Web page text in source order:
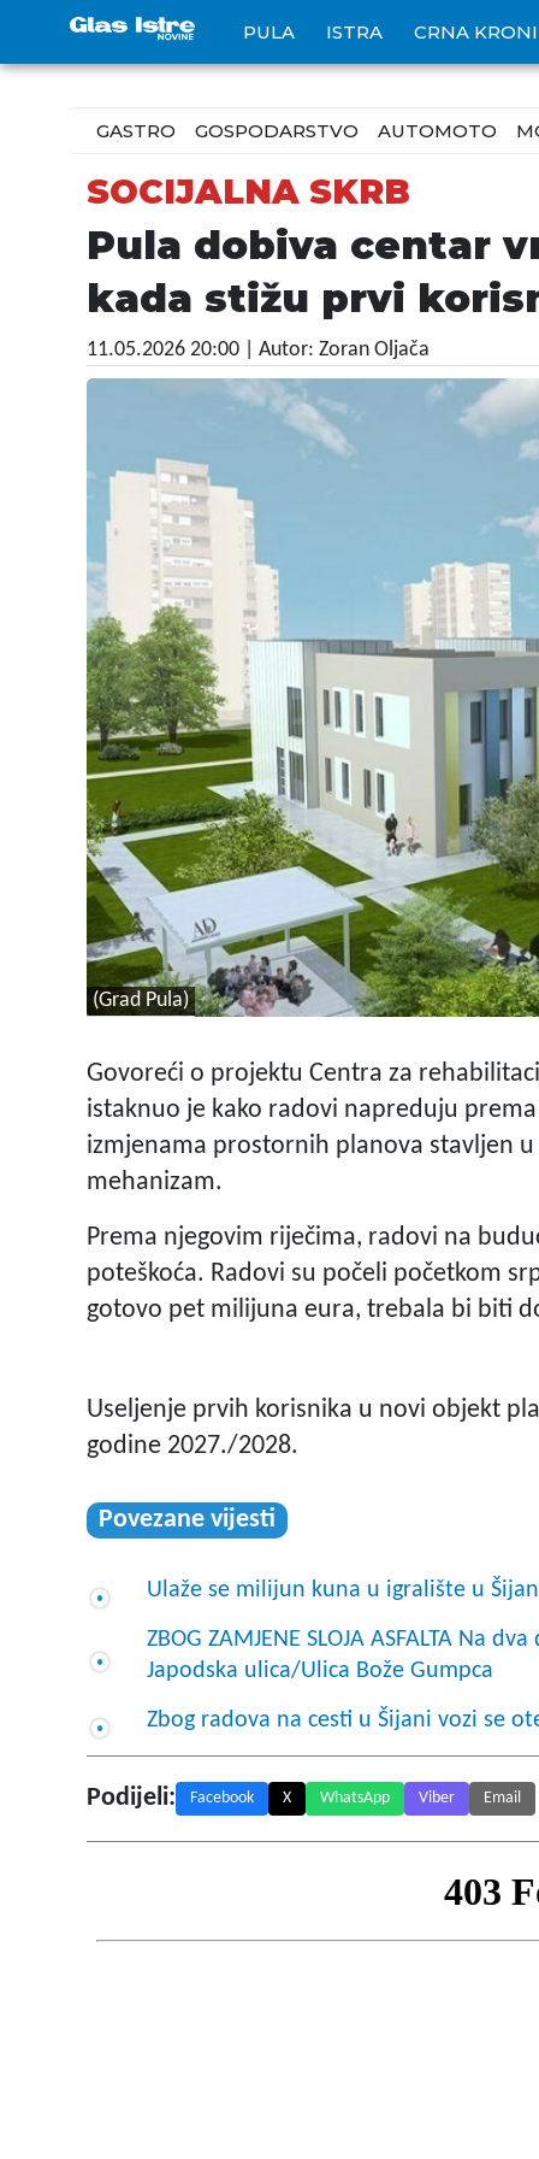
PULA ISTRA CRNA
GASTRO GOSPODARSTVO AUTOMOTO
SOCIJALNA SKRB
Pula dobiva centar
kada stižu prvi
11.05.2026 20:00 | Autor: Zoran Oljača
(Grad Pula)
Govoreći o projektu Centra za
istaknuo je kako radovi napreduju
izmjenama prostornih planova stavljen
mehanizam.
Prema njegovim riječima, radovi na
poteškoća. Radovi su počeli početkom
gotovo pet milijuna eura, trebala bi biti
Useljenje prvih korisnika u novi objekt
godine 2027./2028.
Povezane vijesti
Ulaže se milijun kuna u igralište u Šijani.
ZBOG ZAMJENE SLOJA ASFALTA Na
Japodska ulica/Ulica Bože Gumpca
Zbog radova na cesti u Šijani vozi se
Podijeli: Facebook X WhatsApp Viber Email